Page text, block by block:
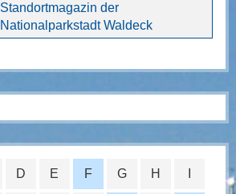
Standortmagazin der
Nationalparkstadt Waldeck
D E F G H